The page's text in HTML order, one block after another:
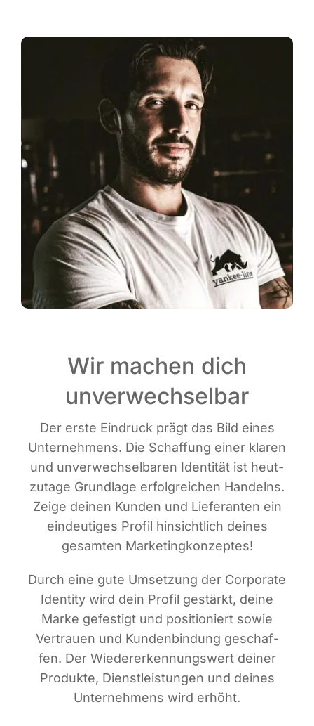
Wir machen dich
unverwechselbar
Der ers­te Ein­druck prägt das Bild eines
Unter­neh­mens. Die Schaf­fung einer kla­ren
und unver­wech­sel­ba­ren Iden­ti­tät ist heut­
zu­ta­ge Grund­la­ge erfolg­rei­chen Han­delns.
Zei­ge dei­nen Kun­den und Lie­fe­ran­ten ein
ein­deu­ti­ges Pro­fil hin­sicht­lich dei­nes
gesam­ten Marketingkonzeptes!
Durch eine gute Umset­zung der Cor­po­ra­te
Iden­ti­ty wird dein Pro­fil gestärkt, dei­ne
Mar­ke gefes­tigt und posi­tio­niert sowie
Ver­trau­en und Kun­den­bin­dung geschaf­
fen. Der Wie­der­erken­nungs­wert dei­ner
Pro­duk­te, Dienst­leis­tun­gen und dei­nes
Unter­neh­mens wird erhöht.